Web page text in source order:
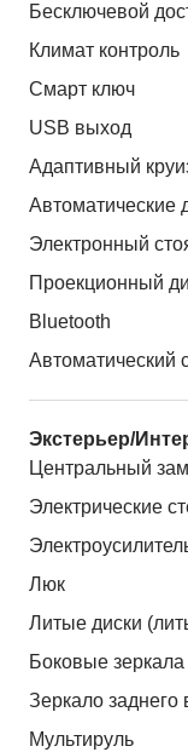
Бесключевой
Климат контроль
Смарт ключ
USB выход
Адаптивный
Автоматические
Электронный
Проекционный
Bluetooth
Автоматический
Экстерьер/
Центральный
Электрические
Люк
Литые диски
Боковые
Зеркало
Мультируль